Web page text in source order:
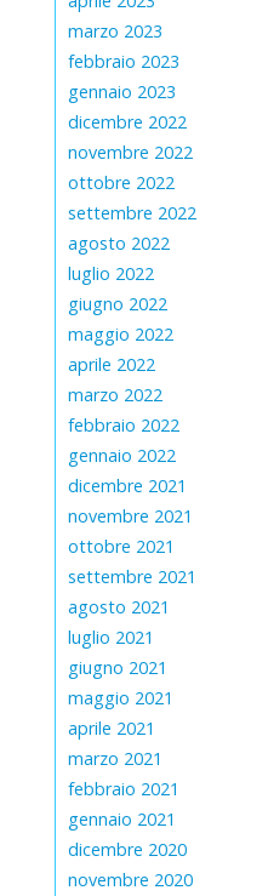
marzo 2023
febbraio 2023
gennaio 2023
dicembre 2022
novembre 2022
ottobre 2022
settembre 2022
agosto 2022
luglio 2022
giugno 2022
maggio 2022
aprile 2022
marzo 2022
febbraio 2022
gennaio 2022
dicembre 2021
novembre 2021
ottobre 2021
settembre 2021
agosto 2021
luglio 2021
giugno 2021
maggio 2021
aprile 2021
marzo 2021
febbraio 2021
gennaio 2021
dicembre 2020
novembre 2020